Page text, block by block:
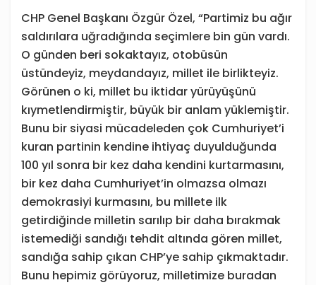
CHP Genel Başkanı Özgür Özel, “Partimiz bu ağır
saldırılara uğradığında seçimlere bin gün vardı.
O günden beri sokaktayız, otobüsün
üstündeyiz, meydandayız, millet ile birlikteyiz.
Görünen o ki, millet bu iktidar yürüyüşünü
kıymetlendirmiştir, büyük bir anlam yüklemiştir.
Bunu bir siyasi mücadeleden çok Cumhuriyet’i
kuran partinin kendine ihtiyaç duyulduğunda
100 yıl sonra bir kez daha kendini kurtarmasını,
bir kez daha Cumhuriyet’in olmazsa olmazı
demokrasiyi kurmasını, bu millete ilk
getirdiğinde milletin sarılıp bir daha bırakmak
istemediği sandığı tehdit altında gören millet,
sandığa sahip çıkan CHP’ye sahip çıkmaktadır.
Bunu hepimiz görüyoruz, milletimize buradan